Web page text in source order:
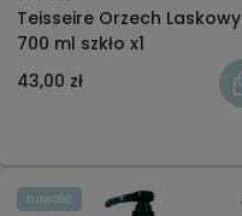
Teisseire Orzech Laskowy
700 ml szkło x1
43,00 zł
nowość